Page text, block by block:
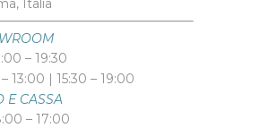
Italia
– 19:30
13:00 | 15:30 – 19:00
E CASSA
– 17:00